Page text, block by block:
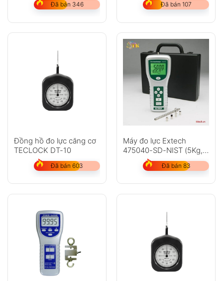
Đã bán 346 Đã bán 107
Đồng hồ đo lực căng cơ
TECLOCK DT-10
Đã bán 603
Máy đo lực Extech
475040-SD-NIST (5Kg,
hiệu chuẩn Nist)
Đã bán 83